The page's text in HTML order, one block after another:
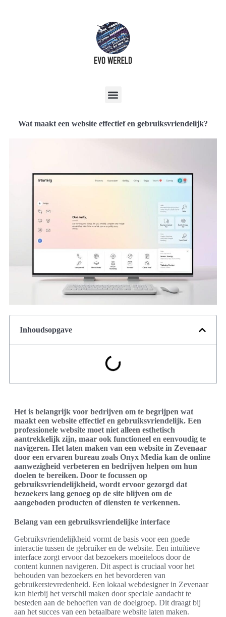
Wat maakt een website effectief en gebruiksvriendelijk?
Inhoudsopgave
Het is belangrijk voor bedrijven om te begrijpen wat
maakt een website effectief en gebruiksvriendelijk. Een
professionele website moet niet alleen esthetisch
aantrekkelijk zijn, maar ook functioneel en eenvoudig te
navigeren. Het laten maken van een website in Zevenaar
door een ervaren bureau zoals Onyx Media kan de online
aanwezigheid verbeteren en bedrijven helpen om hun
doelen te bereiken. Door te focussen op
gebruiksvriendelijkheid, wordt ervoor gezorgd dat
bezoekers lang genoeg op de site blijven om de
aangeboden producten of diensten te verkennen.
Belang van een gebruiksvriendelijke interface
Gebruiksvriendelijkheid vormt de basis voor een goede
interactie tussen de gebruiker en de website. Een intuïtieve
interface zorgt ervoor dat bezoekers moeiteloos door de
content kunnen navigeren. Dit aspect is cruciaal voor het
behouden van bezoekers en het bevorderen van
gebruikerstevredenheid. Een lokaal webdesigner in Zevenaar
kan hierbij het verschil maken door speciale aandacht te
besteden aan de behoeften van de doelgroep. Dit draagt bij
aan het succes van een betaalbare website laten maken.